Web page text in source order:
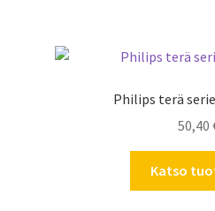
Philips terä
50,40
Katso